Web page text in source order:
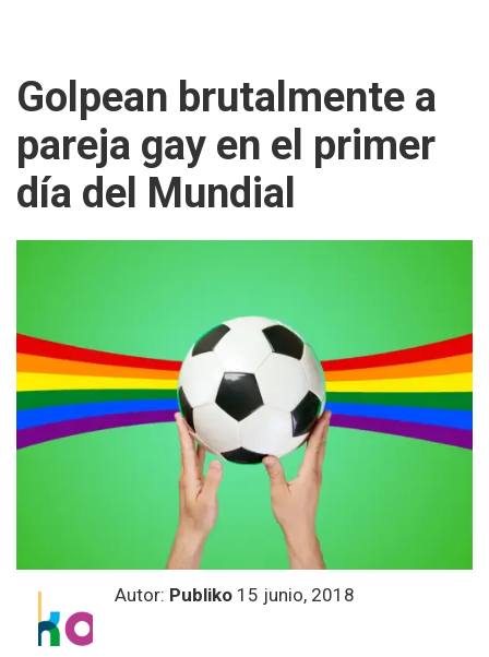
Golpean brutalmente a
pareja gay en el primer
día del Mundial
Autor: Publiko 15 junio, 2018